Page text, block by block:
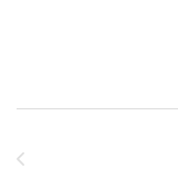
Marcas De